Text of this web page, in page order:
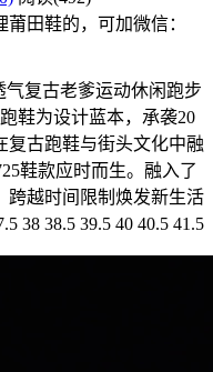
莆田鞋的，可加微信：
气复古老爹运动休闲跑步
鞋为设计蓝本，承袭20
复古跑鞋与街头文化中融
鞋款应时而生。融入了
跨越时间限制焕发新生活
38 38.5 39.5 40 40.5 41.5